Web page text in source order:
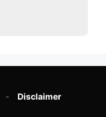
Disclaimer